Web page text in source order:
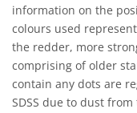
information on the
colours used
the redder, more
comprising of older
contain any dots are
SDSS due to dust